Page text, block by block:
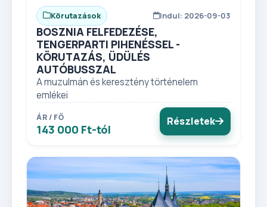
Körutazások Indul: 2026-09-03
BOSZNIA FELFEDEZÉSE,
TENGERPARTI PIHENÉSSEL -
KÖRUTAZÁS, ÜDÜLÉS
AUTÓBUSSZAL
A muzulmán és keresztény történelem
emlékei
ÁR / FŐ
143 000 Ft-tól
Részletek